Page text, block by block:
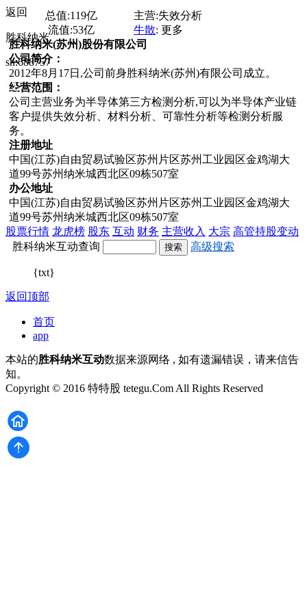
返回
胜科纳米
sh:688757
总值:119亿 主营:失效分析
流值:53亿 牛散: 更多
胜科纳米(苏州)股份有限公司
公司简介：
2012年8月17日,公司前身胜科纳米(苏州)有限公司成立。
经营范围：
公司主营业务为半导体第三方检测分析,可以为半导体产业链
客户提供失效分析、材料分析、可靠性分析等检测分析服
务。
注册地址
中国(江苏)自由贸易试验区苏州片区苏州工业园区金鸡湖大
道99号苏州纳米城西北区09栋507室
办公地址
中国(江苏)自由贸易试验区苏州片区苏州工业园区金鸡湖大
道99号苏州纳米城西北区09栋507室
股票行情 龙虎榜 股东 互动 财务 主营收入 大宗 高管持股变动
胜科纳米互动查询
高级搜索
{txt}
返回顶部
首页
app
本站的胜科纳米互动数据来源网络 , 如有遗漏错误，请来信告
知。
Copyright © 2016 特特股 tetegu.Com All Rights Reserved